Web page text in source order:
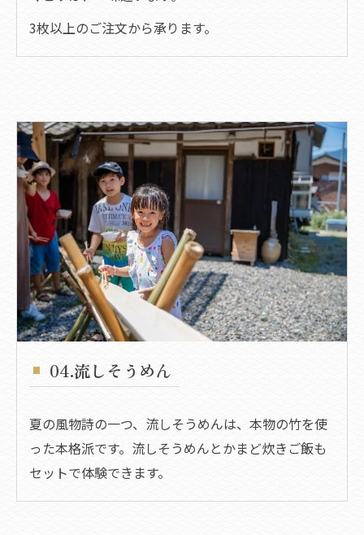
3枚以上のご注文から承ります。
04.流しそうめん
夏の風物詩の一つ、流しそうめんは、本物の竹を使
った本格派です。流しそうめんとかまど炊きご飯も
セットで体験できます。